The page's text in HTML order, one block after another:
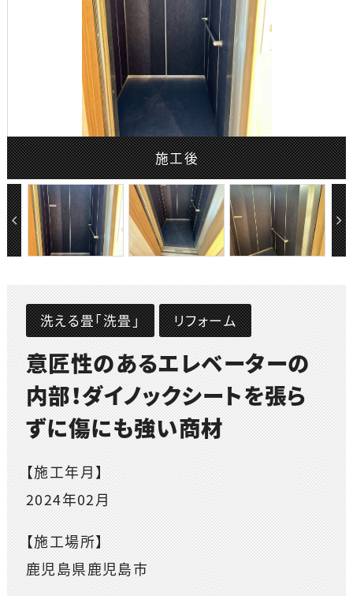
洗える畳「洗畳」 リフォーム
意匠性のあるエレベーターの
内部！ダイノックシートを張ら
ずに傷にも強い商材
【施工年月】
2024年02月
【施工場所】
鹿児島県鹿児島市
施工後